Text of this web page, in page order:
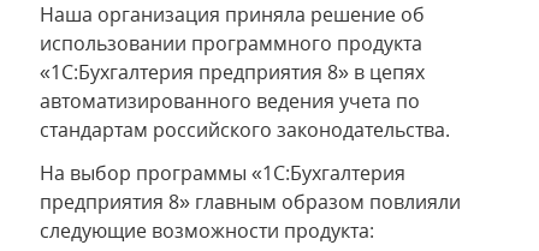
Наша организация приняла решение об
использовании программного продукта
«1С:Бухгалтерия предприятия 8» в цепях
автоматизированного ведения учета по
стандартам российского законодательства.
На выбор программы «1С:Бухгалтерия
предприятия 8» главным образом повлияли
следующие возможности продукта: